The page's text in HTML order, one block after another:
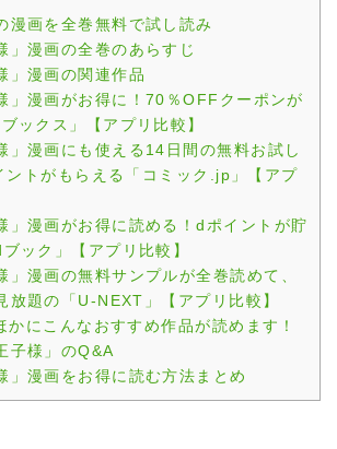
漫画を全巻無料で試し読み
」漫画の全巻のあらすじ
」漫画の関連作品
」漫画がお得に！70％OFFクーポンが
ックス」【アプリ比較】
」漫画にも使える14日間の無料お試し
トがもらえる「コミック.jp」【アプ
」漫画がお得に読める！dポイントが貯
ック」【アプリ比較】
」漫画の無料サンプルが全巻読めて、
放題の「U-NEXT」【アプリ比較】
にこんなおすすめ作品が読めます！
子様」のQ&A
」漫画をお得に読む方法まとめ